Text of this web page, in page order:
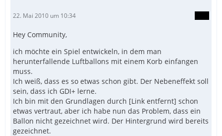
22. Mai 2010 um 10:34
Hey Community,
ich möchte ein Spiel entwickeln, in dem man
herunterfallende Luftballons mit einem Korb einfangen
muss.
Ich weiß, dass es so etwas schon gibt. Der Nebeneffekt soll
sein, dass ich GDI+ lerne.
Ich bin mit den Grundlagen durch [Link entfernt] schon
etwas vertraut, aber ich habe nun das Problem, dass ein
Ballon nicht gezeichnet wird. Der Hintergrund wird bereits
gezeichnet.